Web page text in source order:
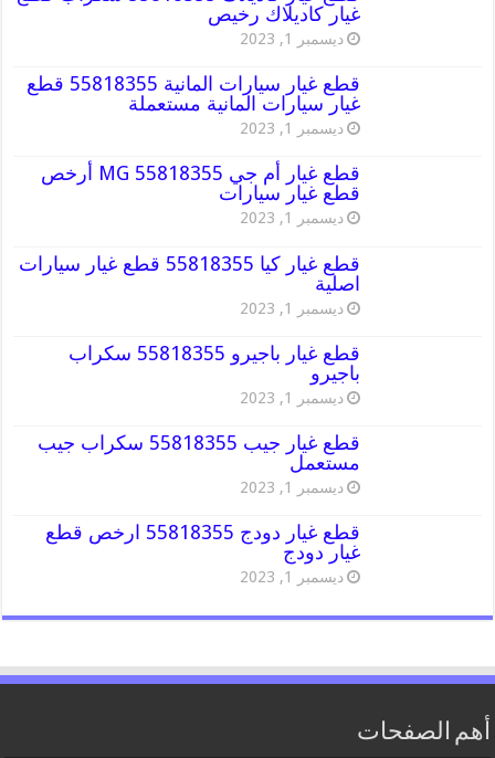
غيار كاديلاك رخيص
ديسمبر 1, 2023
قطع غيار سيارات المانية 55818355 قطع
غيار سيارات المانية مستعملة
ديسمبر 1, 2023
قطع غيار أم جي MG 55818355 أرخص
قطع غيار سيارات
ديسمبر 1, 2023
قطع غيار كيا 55818355 قطع غيار سيارات
اصلية
ديسمبر 1, 2023
قطع غيار باجيرو 55818355 سكراب
باجيرو
ديسمبر 1, 2023
قطع غيار جيب 55818355 سكراب جيب
مستعمل
ديسمبر 1, 2023
قطع غيار دودج 55818355 ارخص قطع
غيار دودج
ديسمبر 1, 2023
أهم الصفحات